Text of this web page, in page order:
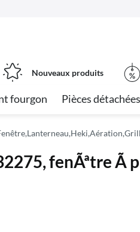
Nouveaux produits
fourgon Pièces détachées
fenÃªtre Ã